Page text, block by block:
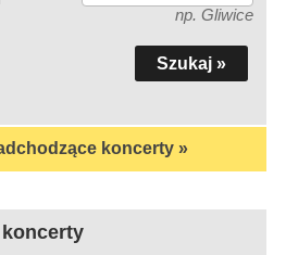
np. Gliwice
koncerty »